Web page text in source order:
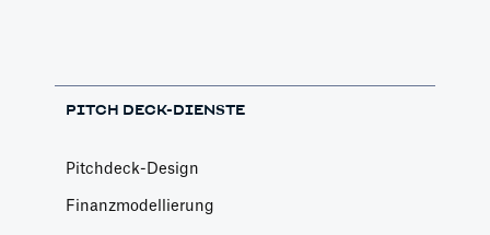
PITCH DECK-DIENSTE
Pitchdeck-Design
Finanzmodellierung